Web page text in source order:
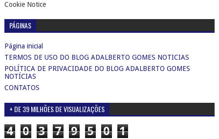
Cookie Notice
PÁGINAS
Página inicial
TERMOS DE USO DO BLOG ADALBERTO GOMES NOTICIAS
POLÍTICA DE PRIVACIDADE DO BLOG ADALBERTO GOMES
NOTÍCIAS
CONTATOS
+ DE 39 MILHÕES DE VISUALIZAÇÕES
4 0 3 7 9 5 0 1